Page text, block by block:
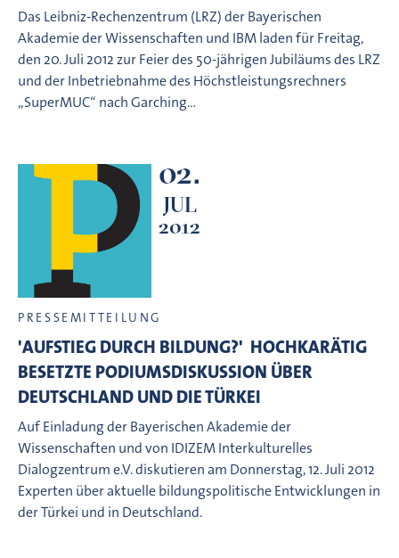
Das Leibniz-Rechenzentrum (LRZ) der Bayerischen
Akademie der Wissenschaften und IBM laden für Freitag,
den 20. Juli 2012 zur Feier des 50-jährigen Jubiläums des LRZ
und der Inbetriebnahme des Höchstleistungsrechners
„SuperMUC“ nach Garching…
02.
JUL
2012
PRESSEMITTEILUNG
'AUFSTIEG DURCH BILDUNG?'  HOCHKARÄTIG
BESETZTE PODIUMSDISKUSSION ÜBER
DEUTSCHLAND UND DIE TÜRKEI
Auf Einladung der Bayerischen Akademie der
Wissenschaften und von IDIZEM Interkulturelles
Dialogzentrum e.V. diskutieren am Donnerstag, 12. Juli 2012
Experten über aktuelle bildungspolitische Entwicklungen in
der Türkei und in Deutschland.